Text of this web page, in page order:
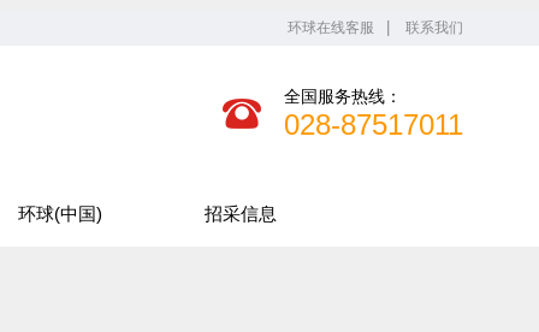
环球在线客服 联系我们
全国服务热线：
028-87517011
环球(中国) 招采信息